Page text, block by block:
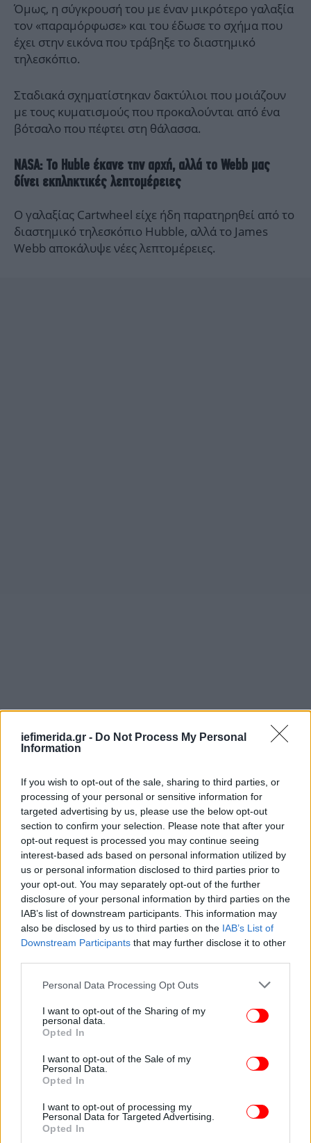
iefimerida.gr - Do Not Process My Personal
Information
If you wish to opt-out of the sale, sharing to third parties, or
processing of your personal or sensitive information for
targeted advertising by us, please use the below opt-out
section to confirm your selection. Please note that after your
opt-out request is processed you may continue seeing
interest-based ads based on personal information utilized by
us or personal information disclosed to third parties prior to
your opt-out. You may separately opt-out of the further
disclosure of your personal information by third parties on the
IAB’s list of downstream participants. This information may
also be disclosed by us to third parties on the IAB’s List of
Downstream Participants that may further disclose it to other
Please note that this website/app uses one or more Google
not limited to your visit or usage behaviour. You may click to
grant or deny consent to Google and its third-party tags to
use your data for below specified purposes in below Google
consent section.
Personal Data Processing Opt Outs
I want to opt-out of the Sharing of my
personal data.
Opted In
I want to opt-out of the Sale of my
Personal Data.
Opted In
I want to opt-out of processing my
Personal Data for Targeted Advertising.
Opted In
Όμως, η σύγκρουσή του με έναν μικρότερο γαλαξία
τον «παραμόρφωσε» και του έδωσε το σχήμα που
έχει στην εικόνα που τράβηξε το διαστημικό
τηλεσκόπιο.
Σταδιακά σχηματίστηκαν δακτύλιοι που μοιάζουν
με τους κυματισμούς που προκαλούνται από ένα
βότσαλο που πέφτει στη θάλασσα.
NASA: Το Huble έκανε την αρχή, αλλά το Webb μας
δίνει εκπληκτικές λεπτομέρειες
Ο γαλαξίας Cartwheel είχε ήδη παρατηρηθεί από το
διαστημικό τηλεσκόπιο Hubble, αλλά το James
Webb αποκάλυψε νέες λεπτομέρειες.
«Μας δίνει μια ιδέα για το τι είχε συμβεί στο
παρελθόν και πώς θα εξελιχθεί στο μέλλον»,
αναφέρει η αμερικανική διαστημική υπηρεσία.